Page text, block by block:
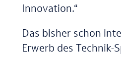
Innovation.“
Das bisher schon
Erwerb des Technik-